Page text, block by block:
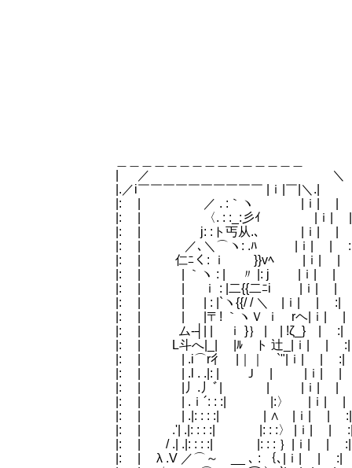
| ／
|.／i￣￣￣￣￣￣￣￣￣￣ |
|: | ／ . :｀ヽ |
|: | 〈. : :_:彡ｲ |
|: | j: :ト丐从.､ |ｉ| |
|: | ／､＼⌒ヽ: .ﾊ |
|: | 仁ﾆく: ｉ }}vﾍ |ｉ
|: | | ｀ヽ : | 〃 |: j |ｉ|
|: | | ｉ : |二{{二ﾆ
|: | | | : |`ヽ{{/ / ＼
|: | | |〒! ｀ヽＶ ｉ r
|: | ム-┤| | ｉ }｝ | |
|: | L斗へ|_| |ﾙ ト 辻_|
|: | | .i⌒r彳 |｜｜ `"|ｉ|
|: | | .l . .|: | Ｊ | |ｉ
|: | |丿.丿ﾞ| | |ｉ|
|: | | .ｉ´: : :| |:〉 |
|: | | .|: : : :| | ∧ |ｉ| |
|: | .'| .|: : : :| |: : :
|: | / .| .|: : : :| |: : : ｝|ｉ| | :| γ ￣￣
|: | λ .V ／⌒～ __ ､ : ｛､|ｉ| | :| ｜